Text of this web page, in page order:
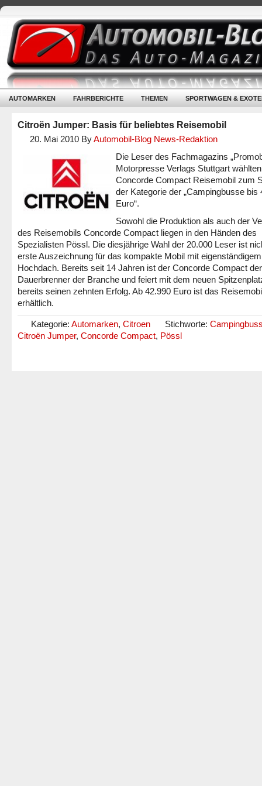
AUTOMARKEN FAHRBERICHTE THEMEN SPORTWAGEN &
Citroën Jumper: Basis für beliebtes Reisemobil
20. Mai 2010 ByAutomobil-Blog News-Redaktion
Die Leser des Fachmagazins
Motorpresse Verlags Stuttgart
Concorde Compact Reisemobil zum
der Kategorie der „Campingbusse bis
Euro“.
Sowohl die Produktion als auch der
des Reisemobils Concorde Compact liegen in den Händen des
Spezialisten Pössl. Die diesjährige Wahl der 20.000 Leser ist
erste Auszeichnung für das kompakte Mobil mit eigenständigem
Hochdach. Bereits seit 14 Jahren ist der Concorde Compact der
Dauerbrenner der Branche und feiert mit dem neuen
bereits seinen zehnten Erfolg. Ab 42.990 Euro ist das
erhältlich.
Kategorie: Automarken, Citroen Stichworte:
Citroën Jumper, Concorde Compact, Pössl